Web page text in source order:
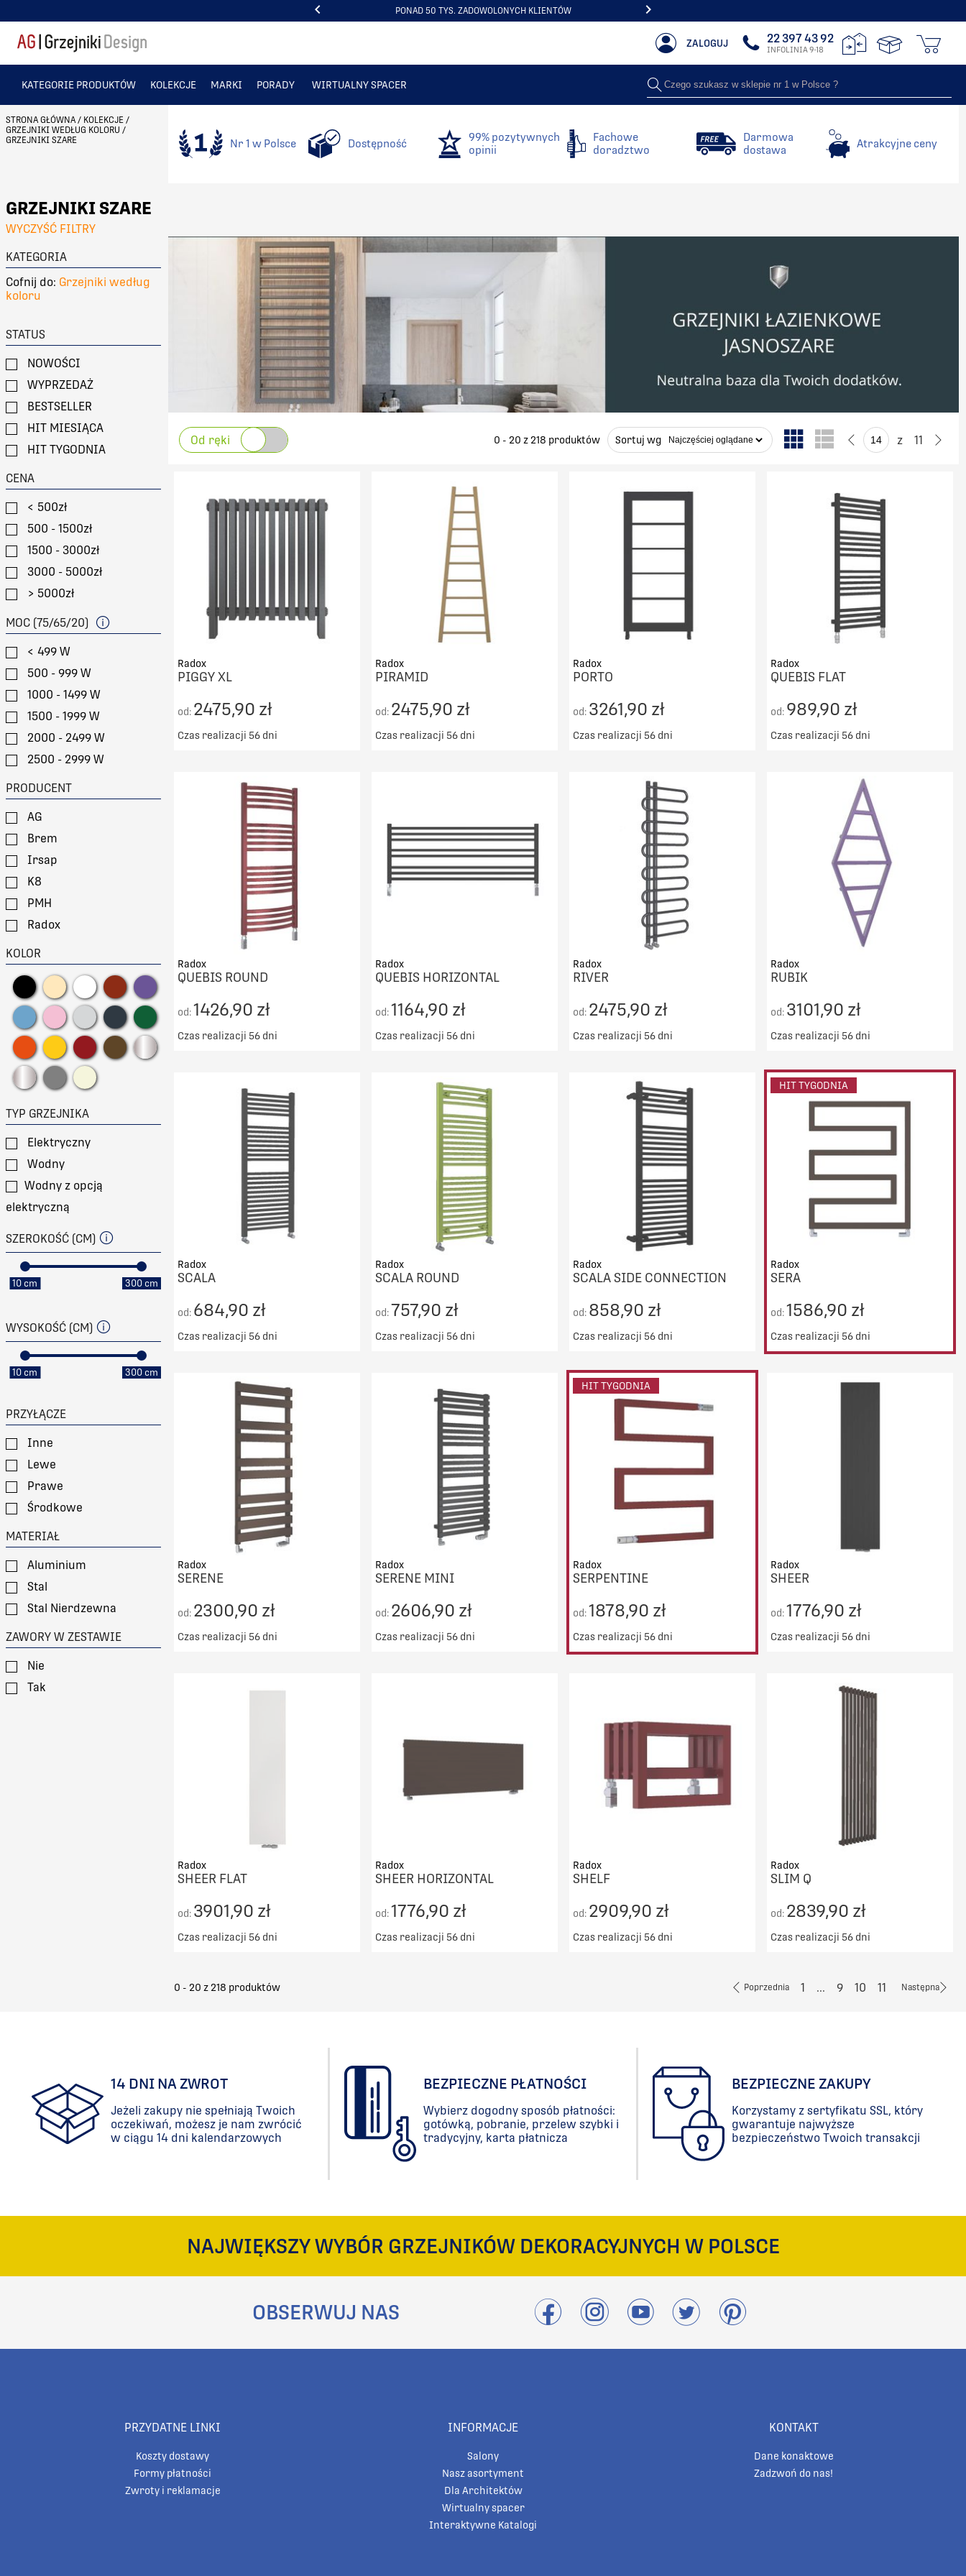
PONAD 50 TYS. ZADOWOLONYCH KLIENTÓW
ITEM
ZALOGUJ 22 397 43 92
INFOLINIA 9-18
KATEGORIE PRODUKTÓW KOLEKCJE MARKI PORADY WIRTUALNY SPACER Czego szukasz w sklepie nr 1 w Polsce ?
STRONA GŁÓWNA / KOLEKCJE /
GRZEJNIKI WEDŁUG KOLORU /
GRZEJNIKI SZARE
Nr 1 w Polsce Dostępność
99% pozytywnych
opinii
Fachowe
doradztwo
Darmowa
dostawa
Atrakcyjne ceny
GRZEJNIKI SZARE
WYCZYŚĆ FILTRY
KATEGORIA
Cofnij do: Grzejniki według
koloru
STATUS
NOWOŚCI
WYPRZEDAŻ
BESTSELLER
HIT MIESIĄCA
HIT TYGODNIA
CENA
< 500zł
500 - 1500zł
1500 - 3000zł
3000 - 5000zł
> 5000zł
MOC (75/65/20)
< 499 W
500 - 999 W
1000 - 1499 W
1500 - 1999 W
2000 - 2499 W
2500 - 2999 W
> 3000 W
PRODUCENT
AG
Brem
Irsap
K8
PMH
Radox
Vasco
Zehnder
KOLOR
TYP GRZEJNIKA
Elektryczny
Wodny
Wodny z opcją
elektryczną
SZEROKOŚĆ (CM)
10 cm 300 cm
WYSOKOŚĆ (CM)
10 cm 300 cm
PRZYŁĄCZE
Inne
Lewe
Prawe
Środkowe
MATERIAŁ
Aluminium
Stal
Stal Nierdzewna
ZAWORY W ZESTAWIE
Nie
Tak
Od ręki 0 - 20 z218 produktów Sortuj wg z 11
Radox
PIGGY XL
od: 2475,90 zł
Czas realizacji 56 dni
PORÓWNAJ
Radox
PIRAMID
od: 2475,90 zł
Czas realizacji 56 dni
Radox
PORTO
od: 3261,90 zł
Czas realizacji 56 dni
DO KOSZYKA
PORÓWNAJ
Radox
QUEBIS FLAT
od: 989,90 zł
Czas realizacji 56 dni
DO KOSZYKA
PORÓWNAJ
Radox
QUEBIS ROUND
od:1426,90 zł
Czas realizacji 56 dni
PORÓWNAJ
Radox
QUEBIS HORIZONTAL
od:1164,90 zł
Czas realizacji 56 dni
DO KOSZYKA
PORÓWNAJ
Radox
RIVER
od: 2475,90 zł
Czas realizacji 56 dni
PORÓWNAJ
Radox
RUBIK
od: 3101,90 zł
Czas realizacji 56 dni
DO KOSZYKA
PORÓWNAJ
Radox
SCALA
od: 684,90 zł
Czas realizacji 56 dni
DO KOSZYKA
PORÓWNAJ
Radox
SCALA ROUND
od:757,90 zł
Czas realizacji 56 dni
PORÓWNAJ
Radox
SCALA SIDE CONNECTION
od: 858,90 zł
Czas realizacji 56 dni
DO KOSZYKA
PORÓWNAJ
HIT TYGODNIA
Radox
SERA
od:1586,90 zł
Czas realizacji 56 dni
Radox
SERENE
od: 2300,90 zł
Czas realizacji 56 dni
Radox
SERENE MINI
od: 2606,90 zł
Czas realizacji 56 dni
HIT TYGODNIA
Radox
SERPENTINE
od:1878,90 zł
Czas realizacji 56 dni
Radox
SHEER
od:1776,90 zł
Czas realizacji 56 dni
DO KOSZYKA
PORÓWNAJ
Radox
SHEER FLAT
od: 3901,90 zł
Czas realizacji 56 dni
DO KOSZYKA
Radox
SHEER HORIZONTAL
od:1776,90 zł
Czas realizacji 56 dni
Radox
SHELF
od: 2909,90 zł
Czas realizacji 56 dni
Radox
SLIM Q
od: 2839,90 zł
Czas realizacji 56 dni
DO KOSZYKA
0 - 20 z218 produktów Poprzednia 1 ... 9 10 11 Następna
14 DNI NA ZWROT
Jeżeli zakupy nie spełniają Twoich
oczekiwań, możesz je nam zwrócić
w ciągu 14 dni kalendarzowych
BEZPIECZNE PŁATNOŚCI
Wybierz dogodny sposób płatności:
gotówką, pobranie, przelew szybki i
tradycyjny, karta płatnicza
BEZPIECZNE ZAKUPY
Korzystamy z sertyfikatu SSL, który
gwarantuje najwyższe
bezpieczeństwo Twoich transakcji
NAJWIĘKSZY WYBÓR GRZEJNIKÓW DEKORACYJNYCH W POLSCE
OBSERWUJ NAS
PRZYDATNE LINKI
Koszty dostawy
Formy płatności
Zwroty i reklamacje
INFORMACJE
Salony
Nasz asortyment
Dla Architektów
Wirtualny spacer
Interaktywne Katalogi
KONTAKT
Dane konaktowe
Zadzwoń do nas!